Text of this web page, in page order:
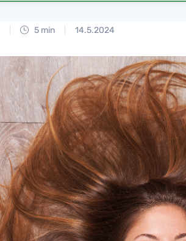
5 min 14.5.2024